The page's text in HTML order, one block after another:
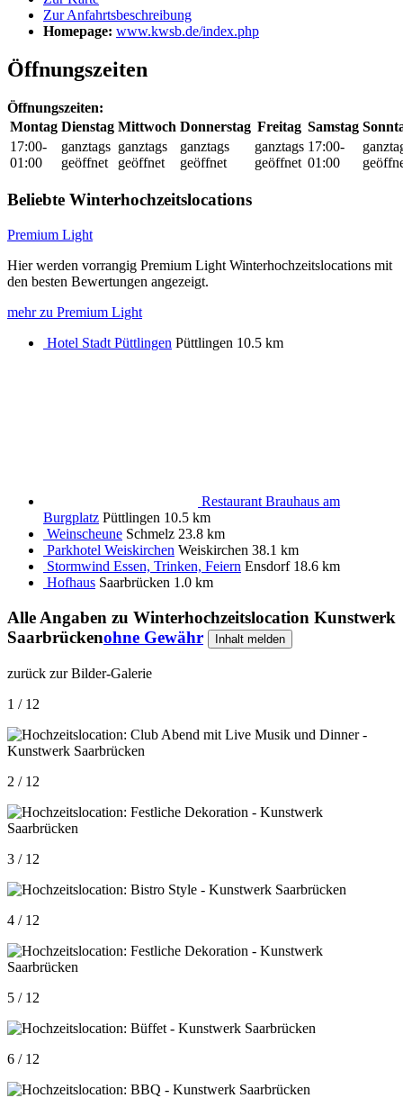
Zur Anfahrtsbeschreibung
Homepage: www.kwsb.de/index.php
Öffnungszeiten
Öffnungszeiten:
Montag Dienstag Mittwoch Donnerstag Freitag Samstag
17:00-
01:00
ganztags
geöffnet
ganztags
geöffnet
ganztags
geöffnet
ganztags
geöffnet
17:00-
01:00
Beliebte Winterhochzeitslocations
Premium Light
Hier werden vorrangig Premium Light Winterhochzeitslocations mit
den besten Bewertungen angezeigt.
mehr zu Premium Light
Hotel Stadt Püttlingen Püttlingen 10.5 km
Restaurant Brauhaus am
Burgplatz Püttlingen 10.5 km
Weinscheune Schmelz 23.8 km
Parkhotel Weiskirchen Weiskirchen 38.1 km
Stormwind Essen, Trinken, Feiern Ensdorf 18.6 km
Hofhaus Saarbrücken 1.0 km
Alle Angaben zu Winterhochzeitslocation Kunstwerk
Saarbrückenohne Gewähr Inhalt melden
zurück zur Bilder-Galerie
1 / 12
2 / 12
3 / 12
4 / 12
5 / 12
6 / 12